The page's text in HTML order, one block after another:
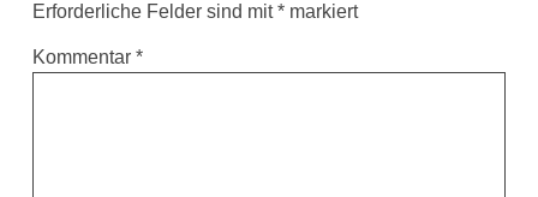
Erforderliche Felder sind mit*markiert
Kommentar *